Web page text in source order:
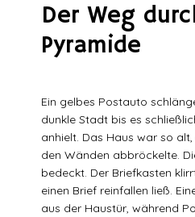
Der Weg
Pyramide
Ein gelbes Postauto
dunkle Stadt bis es
anhielt. Das Haus war so
den Wänden abbröckelte.
bedeckt. Der Briefkasten
einen Brief reinfallen ließ.
aus der Haustür, während